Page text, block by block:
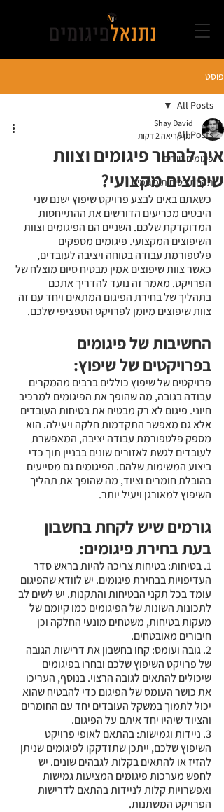
פוסט
All Posts
פיגומים ניידים
תקנות בטיחות פיגומים
All Posts
איך לבחור פיגומים וצוות
שיפוצים מקצועי?
Shay David
זמן קריאה 2 דקות
כשאתם באים לבצע פרויקט שיפוץ ישנם שני
היבטים מכריעים הדורשים את ההתייחסות
המדוקדקת שלכם. השניים הם הפיגומים וצוות
השיפוצים המקצועי. פיגומים מספקים
פלטפורמת עבודה בטוחה ויציבה לעובדים,
כאשר צוות שיפוצים אמין מבטיח סיום מוצלח של
הפרויקט. מאמר זה נועד להדריך אתכם
בתהליך של בחירת הפיגום המתאים ויחד עם זה
צוות שיפוצים מיומן לפרויקט הספציפי שלכם.
החשיבות של פיגומים
בפרויקטים של שיפוץ:
פרויקטים של שיפוץ כוללים ברבים מהמקרים
עבודה בגובה, מה שהופך את הפיגומים למרכיב
חיוני. פיגום לא רק מבטיח את בטיחות העובדים
אלא גם מאפשר התקדמות חלקה ויעילה. הוא
מספק פלטפורמת עבודה יציבה, המאפשרת
לעובדים לגשת לאזורים שונים בבניין תוך כדי
ביצוע המשימות שלהם. הפיגומים גם מסייעים
בהובלת חומרים וציוד, מה שהופך את תהליך
השיפוץ למאורגן ויעיל יותר.
גורמים שיש לקחת בחשבון
בעת בחירת פיגומים:
1. בטיחות: בטיחות צריכה להיות בראש סדר
העדיפויות בבחירת פיגומים. יש לוודא שהפיגום
עומד בכל תקני הבטיחות והתקנות. יש לשים לב
לתכונות השונות של הפיגומים כמו קיומם של
מעקות בטיחות, משטחים מונעי החלקה וכן
חיבורים מאובטחים.
2. גובה ועומס: קחו בחשבון את דרישות הגובה
של פרויקט השיפוץ שלכם ובחרו בפיגומים
שיכולים להתאים לגובה הרצוי. בנוסף, העריכו
את כושר העומס של הפיגום כדי להבטיח שהוא
יכול לתמוך במשקל העובדים יחד עם החומרים
והציוד שיהיו יחד איתם על הפיגום.
3. ניידות וגמישות: בהתאם לאופי פרויקט
השיפוץ שלכם, ייתכן שתזדקקו לפיגומים שניתן
להזיז או להתאים בקלות לגבהים שונים. יש
לחפש מערכות פיגומים המציעות גמישות
ואפשרויות קלות לניידות בהתאם לדרישות
הפרויקט המשתנות.